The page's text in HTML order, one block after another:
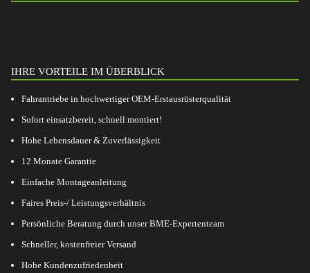
IHRE VORTEILE IM ÜBERBLICK
Fahrantriebe in hochwertiger OEM-Erstausrüsterqualität
Sofort einsatzbereit, schnell montiert!
Hohe Lebensdauer & Zuverlässigkeit
12 Monate Garantie
Einfache Montageanleitung
Faires Preis-/ Leistungsverhältnis
Persönliche Beratung durch unser BME-Expertenteam
Schneller, kostenfreier Versand
Hohe Kundenzufriedenheit